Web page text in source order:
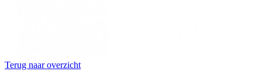
Terug naar overzicht